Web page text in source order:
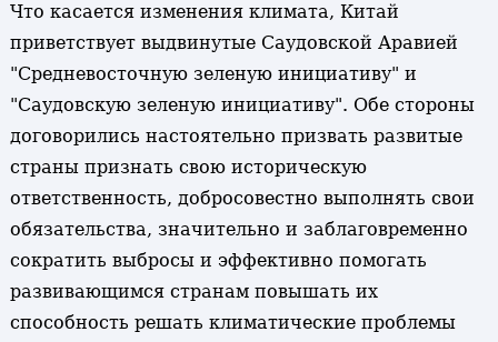
Что касается изменения климата, Китай
приветствует выдвинутые Саудовской Аравией
"Средневосточную зеленую инициативу" и
"Саудовскую зеленую инициативу". Обе стороны
договорились настоятельно призвать развитые
страны признать свою историческую
ответственность, добросовестно выполнять свои
обязательства, значительно и заблаговременно
сократить выбросы и эффективно помогать
развивающимся странам повышать их
способность решать климатические проблемы